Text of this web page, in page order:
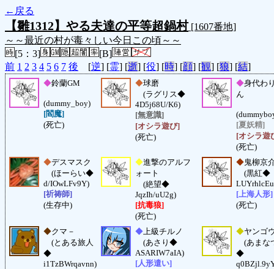
←戻る
【雛1312】やる夫達の平等超鍋村[1607番地]
～～最近の村が毒々しい今日この頃～～
[5：3]
[B]
前 1 2 3 4 5 6 7 後 [逆] [霊] [逝] [役] [時] [顔] [観] [狼] [結]
◆鈴蘭GM
(dummy_boy)
[閻魔]
(死亡)
◆球磨
(ラグリス◆
4D5j68U/K6)
[無意識]
[オシラ遊び]
(死亡)
◆身代わ
ん
[夏妖精]
[オシラ遊
(死亡)
◆デスマスク
(ほーらい◆
d/IOwLFv9Y)
[祈祷師]
(生存中)
◆進撃のアルフ
ォート
(絶望◆
JqzIh/uU2g)
[抗毒狼]
(死亡)
◆鬼柳京
(黒紅◆
[上海人形]
(死亡)
◆クマ－
(とある旅人
◆
i1TzBWrqavnn)
◆上級チルノ
(あさり◆
ASARIW7aIA)
[人形遣い]
◆ヤンゴ
(あまな
◆